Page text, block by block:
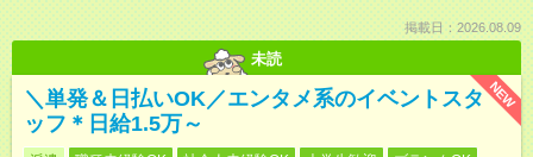
掲載日：2026.08.09
未読
NEW
＼単発＆日払いOK／エンタメ系のイベントスタ
ッフ＊日給1.5万～